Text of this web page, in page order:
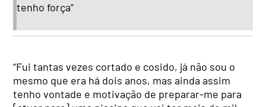
tenho força”
“Fui tantas vezes cortado e cosido, já não sou o
mesmo que era há dois anos, mas ainda assim
tenho vontade e motivação de preparar-me para